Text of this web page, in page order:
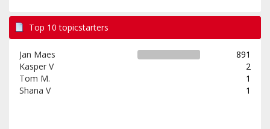
Top 10 topicstarters
Jan Maes
891
Kasper V
2
Tom M.
1
Shana V
1